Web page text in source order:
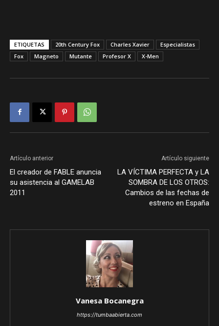
ETIQUETAS 20th Century Fox Charles Xavier
Especialistas
Fox
Magneto Mutante Profesor X X-Men
Artículo anterior
El creador de FABLE anuncia
su asistencia al GAMELAB
2011
Artículo siguiente
LA VÍCTIMA PERFECTA y LA
SOMBRA DE LOS OTROS:
Cambios de las fechas de
estreno en España
Vanesa Bocanegra
https://tumbaabierta.com